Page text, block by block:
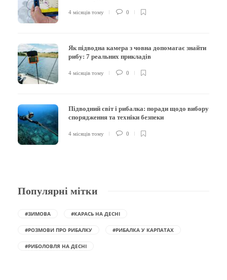
4 місяців тому 0
Як підводна камера з човна допомагає знайти
рибу: 7 реальних прикладів
4 місяців тому 0
Підводний світ і рибалка: поради щодо вибору
спорядження та техніки безпеки
4 місяців тому 0
Популярні мітки
#ЗИМОВА #КАРАСЬ НА ДЕСНІ
#РОЗМОВИ ПРО РИБАЛКУ #РИБАЛКА У КАРПАТАХ
#РИБОЛОВЛЯ НА ДЕСНІ